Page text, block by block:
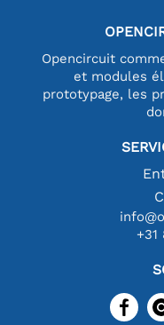
Opencircuit
et modules
prototypage, les
+31